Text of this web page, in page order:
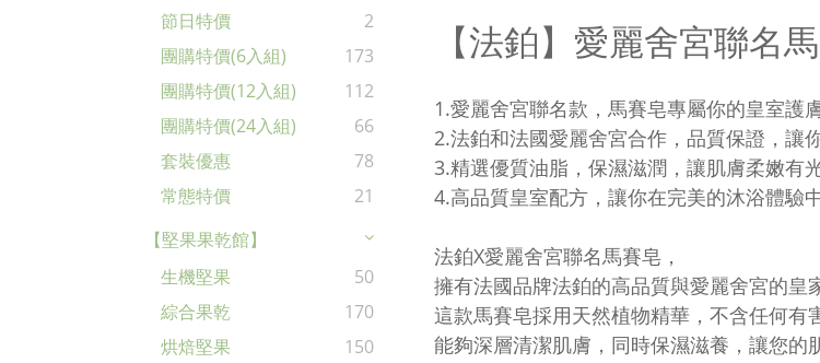
節日特價
2
團購特價(6入組)
173
團購特價(12入組)
112
團購特價(24入組)
66
套裝優惠
78
常態特價
21
【堅果果乾館】
生機堅果
50
綜合果乾
170
烘焙堅果
150
【法鉑】愛麗舍宮聯名
1.愛麗舍宮聯名款，馬賽皂專屬你的皇室護
2.法鉑和法國愛麗舍宮合作，品質保證，讓
3.精選優質油脂，保濕滋潤，讓肌膚柔嫩有
4.高品質皇室配方，讓你在完美的沐浴體驗
法鉑X愛麗舍宮聯名馬賽皂，
擁有法國品牌法鉑的高品質與愛麗舍宮的皇
這款馬賽皂採用天然植物精華，不含任何有
能夠深層清潔肌膚，同時保濕滋養，讓您的